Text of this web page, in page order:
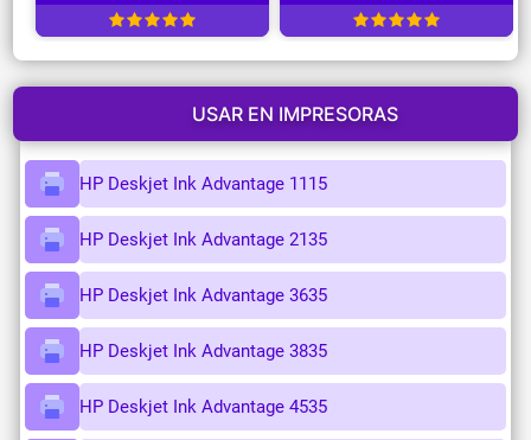
USAR EN IMPRESORAS
HP Deskjet Ink Advantage 1115
HP Deskjet Ink Advantage 2135
HP Deskjet Ink Advantage 3635
HP Deskjet Ink Advantage 3835
HP Deskjet Ink Advantage 4535